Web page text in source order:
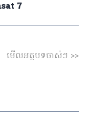
7
មើលអត្ថបទចាស់ៗ >>